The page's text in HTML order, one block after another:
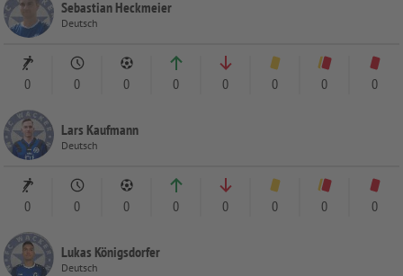
Sebastian Heckmeier
Deutsch
0 0 0 0 0 0 0 0
Lars Kaufmann
Deutsch
0 0 0 0 0 0 0 0
Lukas Königsdorfer
Deutsch